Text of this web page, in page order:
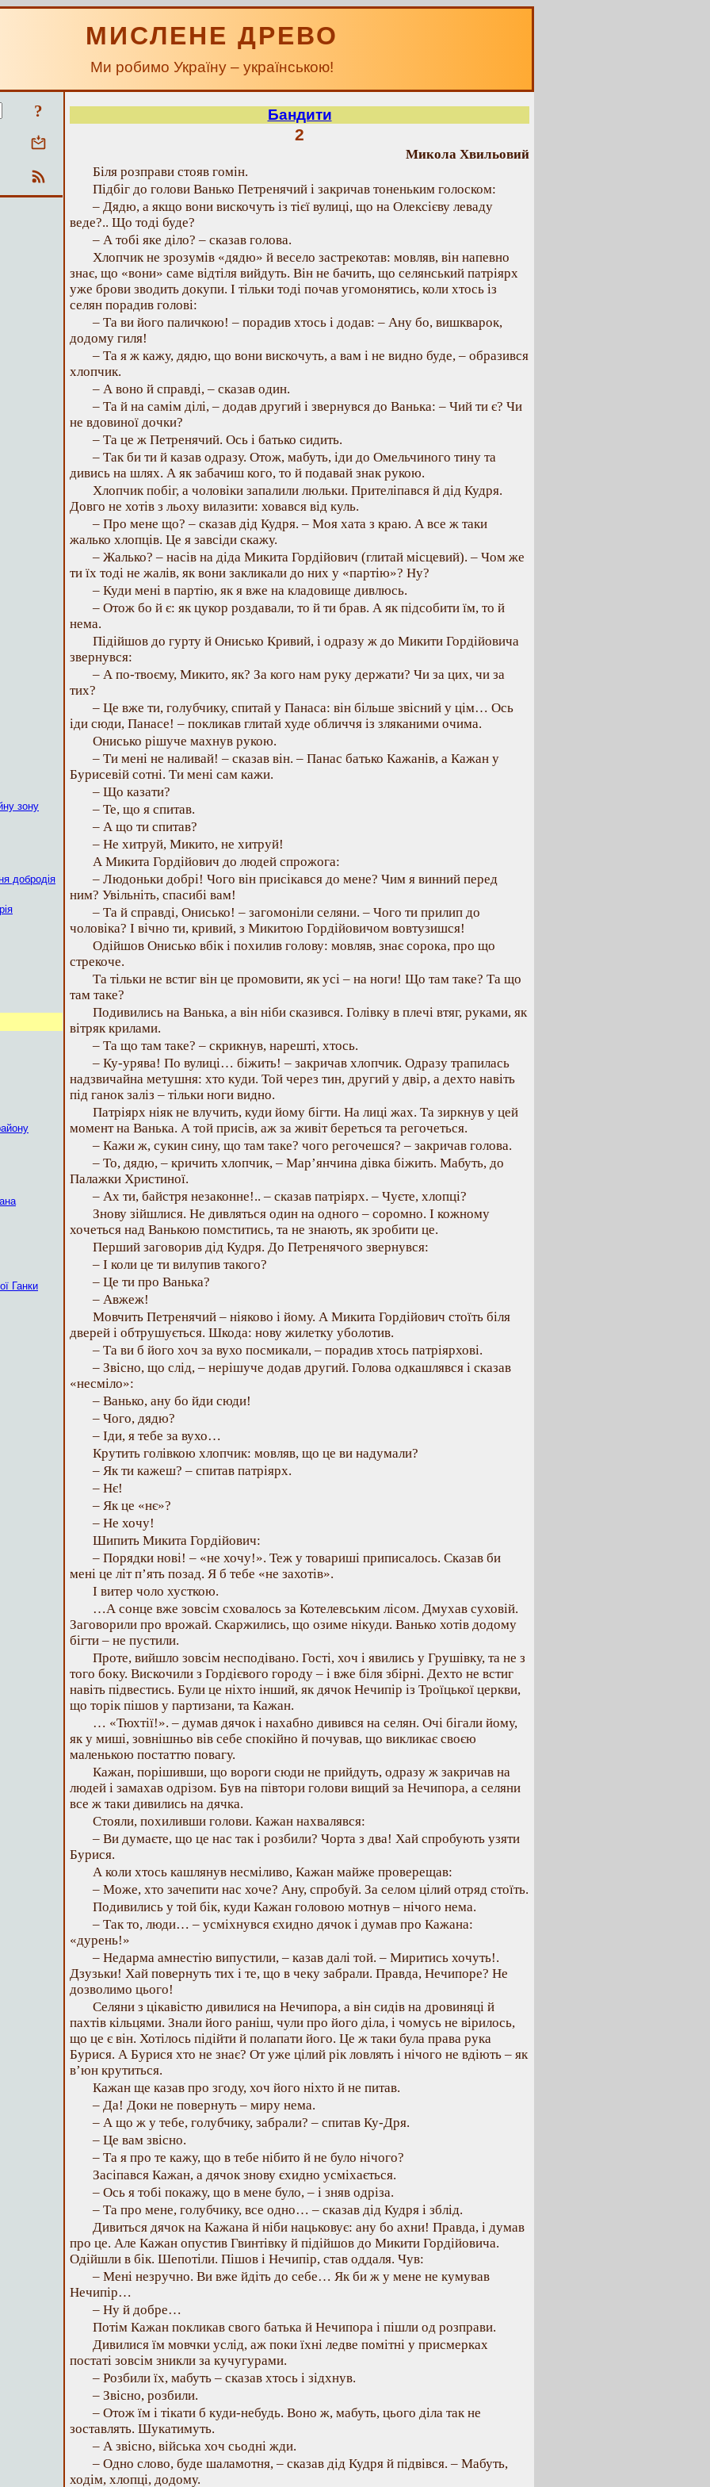
МИСЛЕНЕ ДРЕВО
Ми робимо Україну – українською!
?
зону
добродія
Ганки
Бандити
2
Микола Хвильовий
Біля розправи стояв гомін.
Підбіг до голови Ванько Петренячий і закричав тоненьким голоском:
– Дядю, а якщо вони вискочуть із тієї вулиці, що на Олексієву леваду
веде?.. Що тоді буде?
– А тобі яке діло? – сказав голова.
Хлопчик не зрозумів «дядю» й весело застрекотав: мовляв, він напевно
знає, що «вони» саме відтіля вийдуть. Він не бачить, що селянський патріярх
уже брови зводить докупи. І тільки тоді почав угомонятись, коли хтось із
селян порадив голові:
– Та ви його паличкою! – порадив хтось і додав: – Ану бо, вишкварок,
додому гиля!
– Та я ж кажу, дядю, що вони вискочуть, а вам і не видно буде, – образився
хлопчик.
– А воно й справді, – сказав один.
– Та й на самім ділі, – додав другий і звернувся до Ванька: – Чий ти є? Чи
не вдовиної дочки?
– Та це ж Петренячий. Ось і батько сидить.
– Так би ти й казав одразу. Отож, мабуть, іди до Омельчиного тину та
дивись на шлях. А як забачиш кого, то й подавай знак рукою.
Хлопчик побіг, а чоловіки запалили люльки. Прителіпався й дід Кудря.
Довго не хотів з льоху вилазити: ховався від куль.
– Про мене що? – сказав дід Кудря. – Моя хата з краю. А все ж таки
жалько хлопців. Це я завсіди скажу.
– Жалько? – насів на діда Микита Гордійович (глитай місцевий). – Чом же
ти їх тоді не жалів, як вони закликали до них у «партію»? Ну?
– Куди мені в партію, як я вже на кладовище дивлюсь.
– Отож бо й є: як цукор роздавали, то й ти брав. А як підсобити їм, то й
нема.
Підійшов до гурту й Онисько Кривий, і одразу ж до Микити Гордійовича
звернувся:
– А по-твоєму, Микито, як? За кого нам руку держати? Чи за цих, чи за
тих?
– Це вже ти, голубчику, спитай у Панаса: він більше звісний у цім… Ось
іди сюди, Панасе! – покликав глитай худе обличчя із зляканими очима.
Онисько рішуче махнув рукою.
– Ти мені не наливай! – сказав він. – Панас батько Кажанів, а Кажан у
Бурисевій сотні. Ти мені сам кажи.
– Що казати?
– Те, що я спитав.
– А що ти спитав?
– Не хитруй, Микито, не хитруй!
А Микита Гордійович до людей спрожога:
– Людоньки добрі! Чого він присікався до мене? Чим я винний перед
ним? Увільніть, спасибі вам!
– Та й справді, Онисько! – загомоніли селяни. – Чого ти прилип до
чоловіка? І вічно ти, кривий, з Микитою Гордійовичом вовтузишся!
Одійшов Онисько вбік і похилив голову: мовляв, знає сорока, про що
стрекоче.
Та тільки не встиг він це промовити, як усі – на ноги! Що там таке? Та що
там таке?
Подивились на Ванька, а він ніби сказився. Голівку в плечі втяг, руками, як
вітряк крилами.
– Та що там таке? – скрикнув, нарешті, хтось.
– Ку-урява! По вулиці… біжить! – закричав хлопчик. Одразу трапилась
надзвичайна метушня: хто куди. Той через тин, другий у двір, а дехто навіть
під ганок заліз – тільки ноги видно.
Патріярх ніяк не влучить, куди йому бігти. На лиці жах. Та зиркнув у цей
момент на Ванька. А той присів, аж за живіт береться та регочеться.
– Кажи ж, сукин сину, що там таке? чого регочешся? – закричав голова.
– То, дядю, – кричить хлопчик, – Мар’янчина дівка біжить. Мабуть, до
Палажки Христиної.
– Ах ти, байстря незаконне!.. – сказав патріярх. – Чуєте, хлопці?
Знову зійшлися. Не дивляться один на одного – соромно. І кожному
хочеться над Ванькою помститись, та не знають, як зробити це.
Перший заговорив дід Кудря. До Петренячого звернувся:
– І коли це ти вилупив такого?
– Це ти про Ванька?
– Авжеж!
Мовчить Петренячий – ніяково і йому. А Микита Гордійович стоїть біля
дверей і обтрушується. Шкода: нову жилетку уболотив.
– Та ви б його хоч за вухо посмикали, – порадив хтось патріярхові.
– Звісно, що слід, – нерішуче додав другий. Голова одкашлявся і сказав
«несміло»:
– Ванько, ану бо йди сюди!
– Чого, дядю?
– Іди, я тебе за вухо…
Крутить голівкою хлопчик: мовляв, що це ви надумали?
– Як ти кажеш? – спитав патріярх.
– Нє!
– Як це «нє»?
– Не хочу!
Шипить Микита Гордійович:
– Порядки нові! – «не хочу!». Теж у товариші приписалось. Сказав би
мені це літ п’ять позад. Я б тебе «не захотів».
І витер чоло хусткою.
…А сонце вже зовсім сховалось за Котелевським лісом. Дмухав суховій.
Заговорили про врожай. Скаржились, що озиме нікуди. Ванько хотів додому
бігти – не пустили.
Проте, вийшло зовсім несподівано. Гості, хоч і явились у Грушівку, та не з
того боку. Вискочили з Гордієвого городу – і вже біля збірні. Дехто не встиг
навіть підвестись. Були це ніхто інший, як дячок Нечипір із Троїцької церкви,
що торік пішов у партизани, та Кажан.
… «Тюхтії!». – думав дячок і нахабно дивився на селян. Очі бігали йому,
як у миші, зовнішньо вів себе спокійно й почував, що викликає своєю
маленькою постаттю повагу.
Кажан, порішивши, що вороги сюди не прийдуть, одразу ж закричав на
людей і замахав одрізом. Був на півтори голови вищий за Нечипора, а селяни
все ж таки дивились на дячка.
Стояли, похиливши голови. Кажан нахвалявся:
– Ви думаєте, що це нас так і розбили? Чорта з два! Хай спробують узяти
Бурися.
А коли хтось кашлянув несміливо, Кажан майже проверещав:
– Може, хто зачепити нас хоче? Ану, спробуй. За селом цілий отряд стоїть.
Подивились у той бік, куди Кажан головою мотнув – нічого нема.
– Так то, люди… – усміхнувся єхидно дячок і думав про Кажана:
«дурень!»
– Недарма амнестію випустили, – казав далі той. – Миритись хочуть!.
Дзузьки! Хай повернуть тих і те, що в чеку забрали. Правда, Нечипоре? Не
дозволимо цього!
Селяни з цікавістю дивилися на Нечипора, а він сидів на дровиняці й
пахтів кільцями. Знали його раніш, чули про його діла, і чомусь не вірилось,
що це є він. Хотілось підійти й полапати його. Це ж таки була права рука
Бурися. А Бурися хто не знає? От уже цілий рік ловлять і нічого не вдіють – як
в’юн крутиться.
Кажан ще казав про згоду, хоч його ніхто й не питав.
– Да! Доки не повернуть – миру нема.
– А що ж у тебе, голубчику, забрали? – спитав Ку-Дря.
– Це вам звісно.
– Та я про те кажу, що в тебе нібито й не було нічого?
Засіпався Кажан, а дячок знову єхидно усміхається.
– Ось я тобі покажу, що в мене було, – і зняв одріза.
– Та про мене, голубчику, все одно… – сказав дід Кудря і зблід.
Дивиться дячок на Кажана й ніби нацьковує: ану бо ахни! Правда, і думав
про це. Але Кажан опустив Гвинтівку й підійшов до Микити Гордійовича.
Одійшли в бік. Шепотіли. Пішов і Нечипір, став оддаля. Чув:
– Мені незручно. Ви вже йдіть до себе… Як би ж у мене не кумував
Нечипір…
– Ну й добре…
Потім Кажан покликав свого батька й Нечипора і пішли од розправи.
Дивилися їм мовчки услід, аж поки їхні ледве помітні у присмерках
постаті зовсім зникли за кучугурами.
– Розбили їх, мабуть – сказав хтось і зідхнув.
– Звісно, розбили.
– Отож їм і тікати б куди-небудь. Воно ж, мабуть, цього діла так не
зоставлять. Шукатимуть.
– А звісно, війська хоч сьодні жди.
– Одно слово, буде шаламотня, – сказав дід Кудря й підвівся. – Мабуть,
ходім, хлопці, додому.